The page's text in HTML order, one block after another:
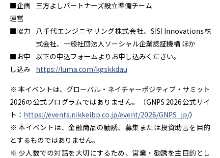
■企画
運営
三方よしパートナーズ設立準備チーム
■協力
八千代エンジニヤリング株式会社、SISI Innovations株
式会社、一般社団法人ソーシャル企業認証機構 ほか
■お申
し込み
以下の申込フォームよりお申し込みください。
https://luma.com/kgskkdau
※ 本イベントは、グローバル・ネイチャーポジティブ・サミット
2026の公式プログラムではありません。（GNPS 2026公式サイ
ト： https://events.nikkeibp.co.jp/event/2026/GNPS_jp/）
※ 本イベントは、金融商品の勧誘、募集または投資助言を目的
とするものではありません。
※ 少人数での対話を大切にするため、営業・勧誘を主目的とし